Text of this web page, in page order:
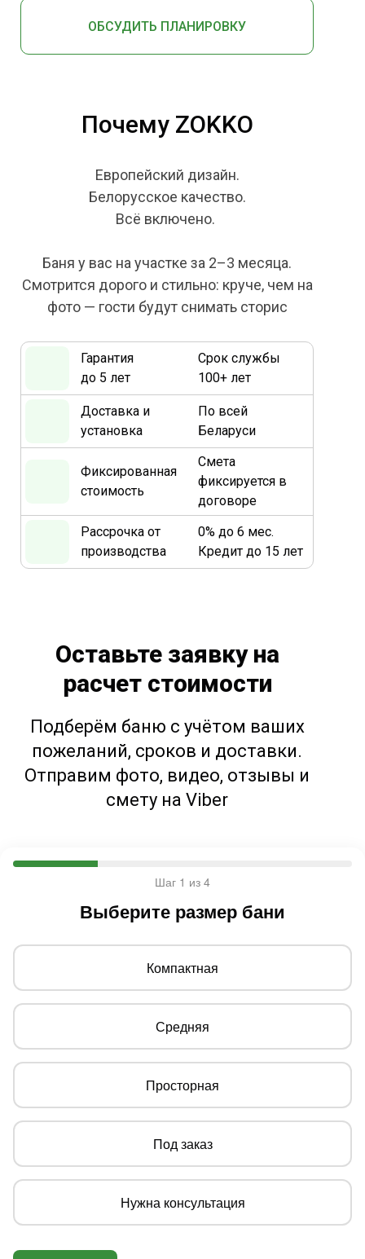
ОБСУДИТЬ ПЛАНИРОВКУ
Гарантия
до 5 лет
Срок службы
100+ лет
Доставка и
установка
По всей
Беларуси
Фиксированная
стоимость
Смета
фиксируется в
договоре
Рассрочка от
производства
0% до 6 мес.
Кредит до 15 лет
Европейский дизайн.
Белорусское качество.
Всё включено.
Баня у вас на участке за 2–3 месяца.
Смотрится дорого и стильно: круче, чем на
фото — гости будут снимать сторис
Почему ZOKKO
Подберём баню с учётом ваших
пожеланий, сроков и доставки.
Отправим фото, видео, отзывы и
смету на Viber
Оставьте заявку на
расчет стоимости
Шаг 1 из 4
Выберите размер бани
Компактная
Средняя
Просторная
Под заказ
Нужна консультация